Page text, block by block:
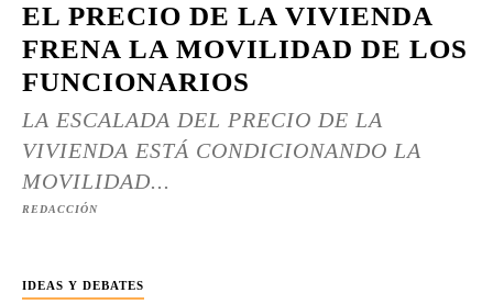
EL PRECIO DE LA VIVIENDA
FRENA LA MOVILIDAD DE LOS
FUNCIONARIOS
LA ESCALADA DEL PRECIO DE LA
VIVIENDA ESTÁ CONDICIONANDO LA
MOVILIDAD...
REDACCIÓN
IDEAS Y DEBATES